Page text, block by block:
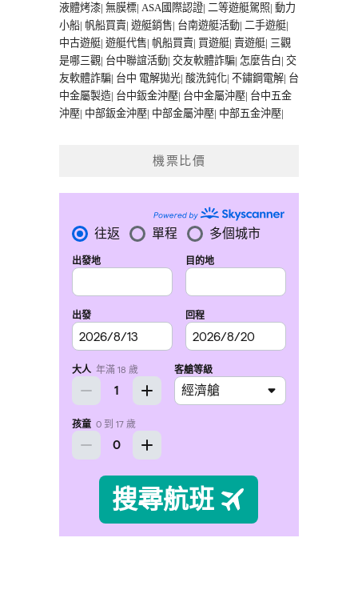
液體烤漆| 無膜標| ASA國際認證| 二等遊艇駕照| 動力
小船| 帆船買賣| 遊艇銷售| 台南遊艇活動| 二手遊艇|
中古遊艇| 遊艇代售| 帆船買賣| 買遊艇| 賣遊艇| 三觀
是哪三觀| 台中聯誼活動| 交友軟體詐騙| 怎麼告白| 交
友軟體詐騙| 台中 電解拋光| 酸洗鈍化| 不鏽鋼電解| 台
中金屬製造| 台中鈑金沖壓| 台中金屬沖壓| 台中五金
沖壓| 中部鈑金沖壓| 中部金屬沖壓| 中部五金沖壓|
機票比價